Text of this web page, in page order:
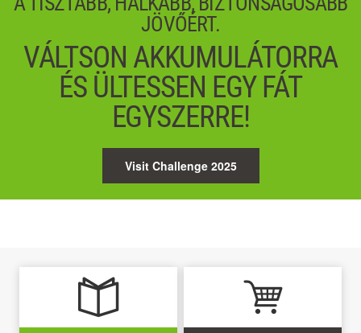
JÖVŐÉRT.
VÁLTSON AKKUMULÁTORRA
ÉS ÜLTESSEN EGY FÁT
EGYSZERRE!
Visit Challenge 2025